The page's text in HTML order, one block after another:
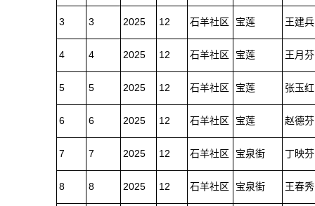
3 3 2025 12 石羊社区 宝莲 王建兵
4 4 2025 12 石羊社区 宝莲 王月芬
5 5 2025 12 石羊社区 宝莲 张玉红
6 6 2025 12 石羊社区 宝莲 赵德芬
7 7 2025 12 石羊社区 宝泉街 丁映芬
8 8 2025 12 石羊社区 宝泉街 王春秀